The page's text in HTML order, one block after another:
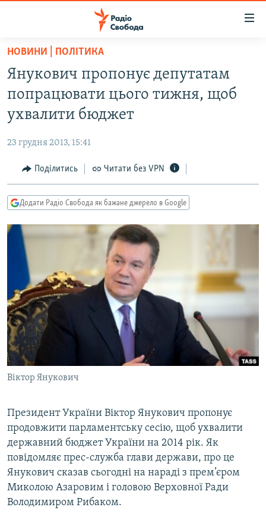
Перейти
основного
матеріалу
Перейти
до
основної
навігації
Перейти
до
пошуку
ВСЕ ЗА ДОБУ
СТАТТІ
ЕКОНОМІКА
СУСПІЛЬСТВО
УКРАЇНА
СВІТ
РОСІЙСЬКА «ФІЛЬТРАЦІЯ»
ДОНБАС.РЕАЛІЇ
ТИ ЯК?
СХЕМИ
КИТАЙ.ВИКЛИКИ
МУЛЬТИМЕДІА
ФОТО
СПЕЦПРОЄКТИ
ПОДКАСТИ
КРИМ РЕАЛІЇ
УКР
КТАТ
ДОЛУЧАЙСЯ!
НОВИНИ | ПОЛІТИКА
Янукович пропонує депутатам
попрацювати цього тижня, щоб
ухвалити бюджет
23 грудня 2013, 15:41
Поділитись Читати без VPN
Додати Радіо Свобода як бажане джерело в Google
Віктор Янукович
Президент України Віктор Янукович пропонує
продовжити парламентську сесію, щоб ухвалити
державний бюджет України на 2014 рік. Як
повідомляє прес-служба глави держави, про це
Янукович сказав сьогодні на нараді з прем’єром
Миколою Азаровим і головою Верховної Ради
Володимиром Рибаком.